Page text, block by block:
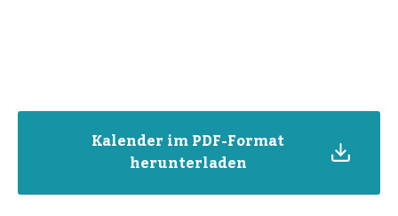
Kalender im PDF-Format
herunterladen